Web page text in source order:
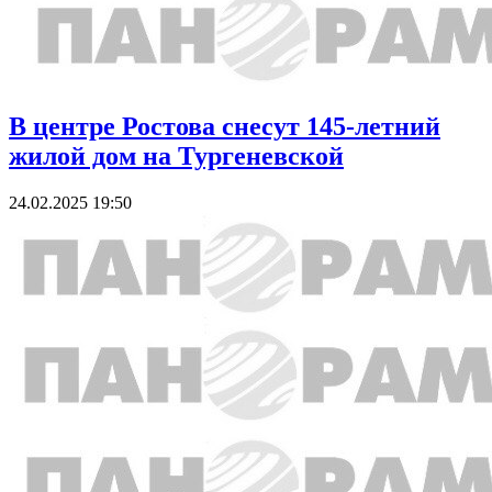
В центре Ростова снесут 145-летний
жилой дом на Тургеневской
24.02.2025 19:50